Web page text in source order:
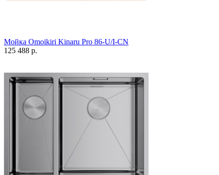
Мойка Omoikiri Kinaru Pro 86-U/I-CN
125 488 р.